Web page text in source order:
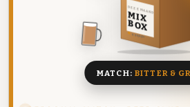
DEZE MAAND
MIX
BOX
8 BIEREN
MATCH: BITTER &